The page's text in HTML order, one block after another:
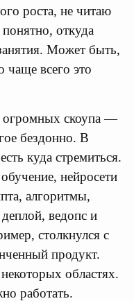
роста, не читаю
откуда
Может быть,
чаще всего это
огромных скоупа —
бездонно. В
куда стремиться.
нейросети
алгоритмы,
ведопс и
столкнулся с
продукт.
областях.
работать.